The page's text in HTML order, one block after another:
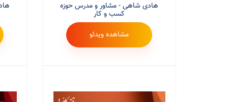
هادی شاهی - مشاور و مدرس حوزه
کسب و کار
مشاهده ویدئو